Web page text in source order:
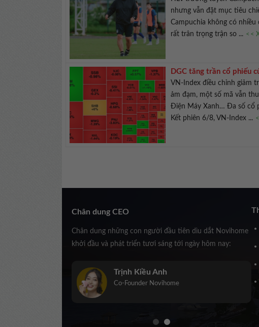
nhưng vẫn đặt mục tiêu
Campuchia không có
rất trân trọng trận so ... <<
DGC tăng trần cổ phiếu
VN-Index điều chỉnh giảm
ảm đạm, một số mã vẫn
Điện Máy Xanh… Đa số cổ
Kết phiên 6/8, VN-Index ...
Chân dung CEO
Chân dung những con người đầu tiên dìu dắt Novihome
khởi đầu và phát triển tươi sáng tới ngày hôm nay:
Trịnh Kiều Anh
Co-Founder Novihome